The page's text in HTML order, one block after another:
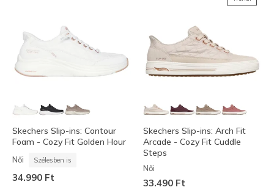
Skechers Slip-ins: Contour
Foam - Cozy Fit Golden Hour
Női Szélesben is
34.990 Ft
Skechers Slip-ins: Arch Fit
Arcade - Cozy Fit Cuddle
Steps
Női
33.490 Ft